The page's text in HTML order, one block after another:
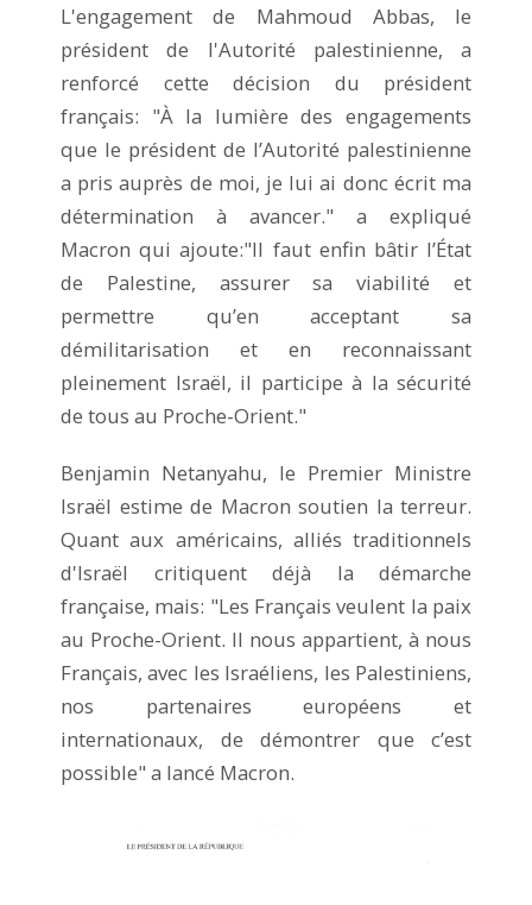
L'engagement de Mahmoud Abbas, le
président de l'Autorité palestinienne, a
renforcé cette décision du président
français: "À la lumière des engagements
que le président de l’Autorité palestinienne
a pris auprès de moi, je lui ai donc écrit ma
détermination à avancer." a expliqué
Macron qui ajoute:"Il faut enfin bâtir l’État
de Palestine, assurer sa viabilité et
permettre qu’en acceptant sa
démilitarisation et en reconnaissant
pleinement Israël, il participe à la sécurité
de tous au Proche-Orient."
Benjamin Netanyahu, le Premier Ministre
Israël estime de Macron soutien la terreur.
Quant aux américains, alliés traditionnels
d'Israël critiquent déjà la démarche
française, mais: "Les Français veulent la paix
au Proche-Orient. Il nous appartient, à nous
Français, avec les Israéliens, les Palestiniens,
nos partenaires européens et
internationaux, de démontrer que c’est
possible" a lancé Macron.